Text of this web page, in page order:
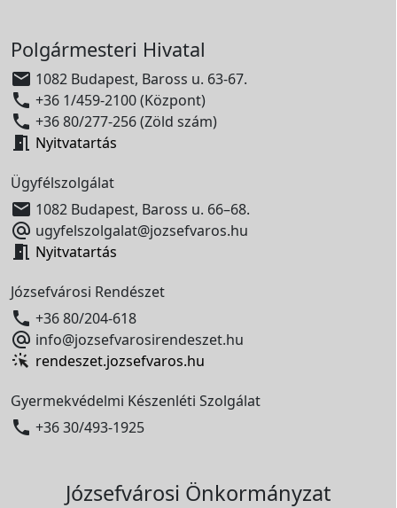
Polgármesteri Hivatal
 1082 Budapest, Baross u. 63-67.
 +36 1/459-2100 (Központ)
 +36 80/277-256 (Zöld szám)
 Nyitvatartás
Ügyfélszolgálat
 1082 Budapest, Baross u. 66–68.
 ugyfelszolgalat@jozsefvaros.hu
 Nyitvatartás
Józsefvárosi Rendészet
 +36 80/204-618
 info@jozsefvarosirendeszet.hu
rendeszet.jozsefvaros.hu
Gyermekvédelmi Készenléti Szolgálat
 +36 30/493-1925
Józsefvárosi Önkormányzat